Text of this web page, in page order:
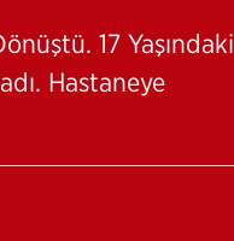
17 Yaşındaki
Hastaneye